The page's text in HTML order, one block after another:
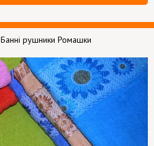
Банні рушники Ромашки